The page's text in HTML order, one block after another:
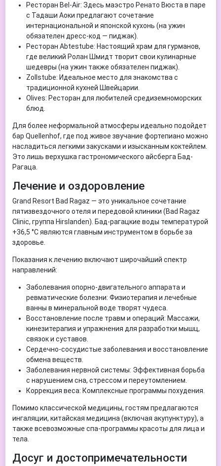
Ресторан Bel-Air: Здесь маэстро Ренато Вюста в паре
с Тадаши Аоки предлагают сочетание
интернациональной и японской кухонь (на ужин
обязателен дресс-код — пиджак).
Ресторан Abtestube: Настоящий храм для гурманов,
где великий Ролан Шмидт творит свои кулинарные
шедевры (на ужин также обязателен пиджак).
Zollstube: Идеальное место для знакомства с
традиционной кухней Швейцарии.
Olives: Ресторан для любителей средиземноморских
блюд.
Для более неформальной атмосферы идеально подойдет
бар Quellenhof, где под живое звучание фортепиано можно
насладиться легкими закусками и изысканным коктейлем.
Это лишь верхушка гастрономического айсберга Бад-
Рагаца.
Лечение и оздоровление
Grand Resort Bad Ragaz — это уникальное сочетание
пятизвездочного отеля и передовой клиники (Bad Ragaz
Clinic, группа Hirslanden). Бад-рагацкие воды температурой
+36,5 °C являются главным инструментом в борьбе за
здоровье.
Показания к лечению включают широчайший спектр
направлений:
Заболевания опорно-двигательного аппарата и
ревматические болезни: Физиотерапия и лечебные
ванны в минеральной воде творят чудеса.
Восстановление после травм и операций: Массажи,
кинезитерапия и упражнения для разработки мышц,
связок и суставов.
Сердечно-сосудистые заболевания и восстановление
обмена веществ.
Заболевания нервной системы: Эффективная борьба
с нарушением сна, стрессом и переутомлением.
Коррекция веса: Комплексные программы похудения.
Помимо классической медицины, гостям предлагаются
ингаляции, китайская медицина (включая акупунктуру), а
также всевозможные спа-программы красоты для лица и
тела.
Досуг и достопримечательности